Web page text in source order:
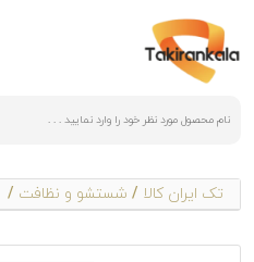
تک ایران کالا / شستشو و نظافت /